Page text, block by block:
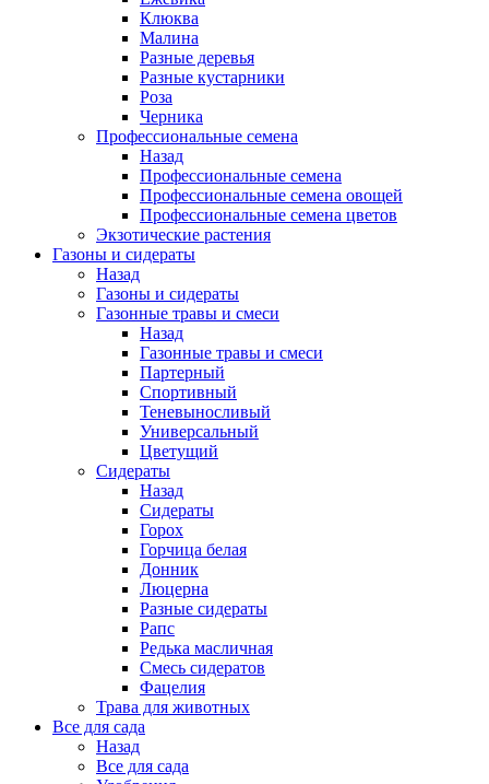
Клюква
Малина
Разные деревья
Разные кустарники
Роза
Черника
Профессиональные семена
Назад
Профессиональные семена
Профессиональные семена овощей
Профессиональные семена цветов
Экзотические растения
Газоны и сидераты
Назад
Газоны и сидераты
Газонные травы и смеси
Назад
Газонные травы и смеси
Партерный
Спортивный
Теневыносливый
Универсальный
Цветущий
Сидераты
Назад
Сидераты
Горох
Горчица белая
Донник
Люцерна
Разные сидераты
Рапс
Редька масличная
Смесь сидератов
Фацелия
Трава для животных
Все для сада
Назад
Все для сада